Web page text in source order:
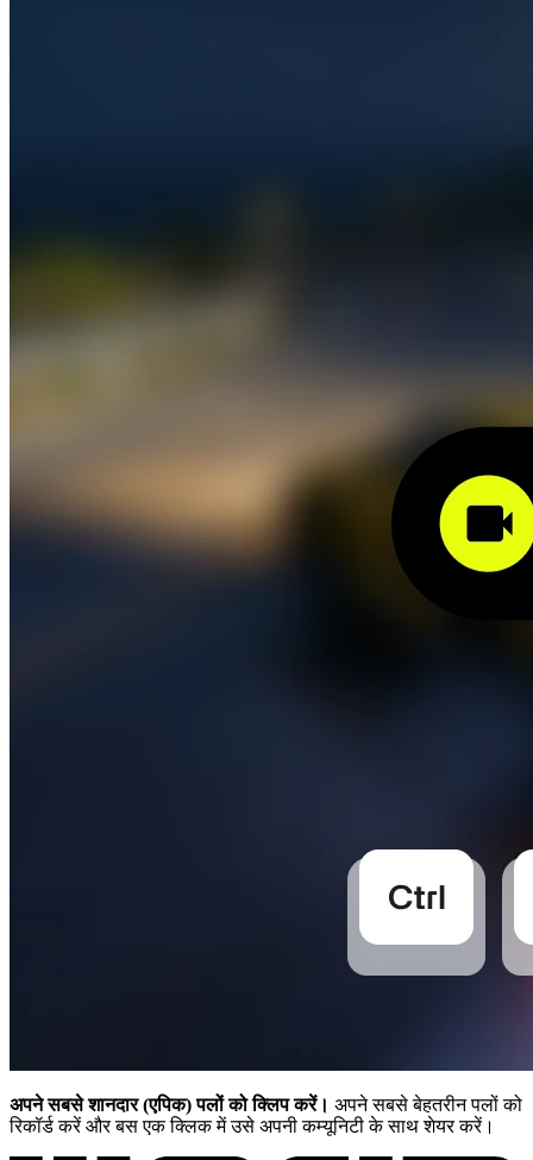
अपने सबसे शानदार (एपिक) पलों को क्लिप करें। अपने सबसे बेहतरीन पलों को
रिकॉर्ड करें और बस एक क्लिक में उसे अपनी कम्यूनिटी के साथ शेयर करें।